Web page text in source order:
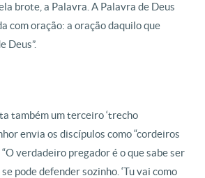
brote, a Palavra. A Palavra de Deus
com oração: a oração daquilo que
Deus”.
também um terceiro ‘trecho
envia os discípulos como “cordeiros
“O verdadeiro pregador é o que sabe ser
pode defender sozinho. ‘Tu vai como